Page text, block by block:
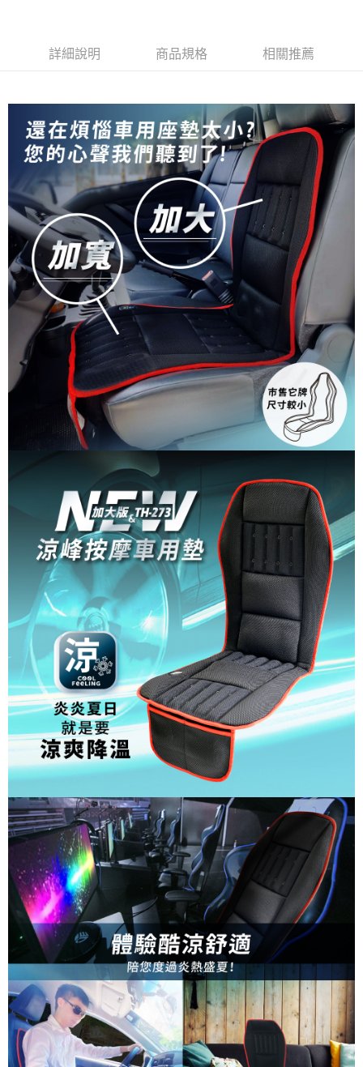
4.訂單成立30分鐘內，如未前往確認交易或遇審核未通過，訂單將自動取
【繳款方式說明】
1.分期款項不併入電信帳單，「大哥付你分期」於每月結算日後寄送繳費提
醒簡訊。
2.透過簡訊連結打開帳單後，可選擇「超商條碼／台灣大直營門市／銀行轉
帳／街口支付／iPASS MONEY」等通路繳費。
【注意事項】
1.本服務係由「台灣大哥大股份有限公司」（以下簡稱本公司）所提供，讓
用戶於交易時，得透過本服務購買商品或服務，並由商店將買賣／分期付款
買賣價金債權讓與本公司後，依約使用本公司帳單繳交帳款。
2.基於同意付款使用「大哥付你分期」之契約關係目的，商店將以您的個人
資料（包含姓名、電話或地址）提供予台灣大哥大進項蒐集、處理及利用，
由本公司與您本人進行分期帳單所需資料之確認、核對及更正。
3.完整用戶服務條款，請詳閱以下連結：https://oppay.tw/userRule
便利好安心！
【「AFTEE先享後付」結帳流程】
１．於結帳方式選擇「AFTEE先享後付」後，將跳轉至「AFTEE先享後付」
結帳頁面，進行簡訊認證並確認金額後，即可完成結帳。
２．訂單成立數日內，您將收到繳費通知簡訊。
３．收到繳費通知簡訊後14天內，點擊此簡訊中的連結，可透過四大超商／
ATM／網路銀行／等多元方式進行付款，方視為交易完成。
※ 請注意：結帳手續完成當下不需立刻繳費，但若您需要取消訂單，請聯絡
購買商品的店家。未經商家同意取消之訂單仍視為有效，需透過AFTEE先享
後付繳納相關費用。
※ 交易是否成功請以「AFTEE先享後付 」之結帳頁面顯示為準，若有關於
是否繳費成功／繳費後需取消欲退款等相關疑問，請聯繫「AFTEE先享後付
客戶支援中心」https://netprotections.freshdesk.com/support/home
【注意事項】
１．透過由恩沛科技股份有限公司提供之「AFTEE先享後付」服務完成之交
易，需依本服務之必要範圍內提供個人資料，並將交易相關給付款項請求債
權轉讓予恩沛科技股份有限公司。
２．關於個人資料處理事宜，請瀏覽以下網址：
https://aftee.tw/terms/#terms3
３．未成年的使用者請事先徵得法定代理人或監護人之同意方可使用
「AFTEE先享後付」，若未經同意申辦者引起之損失，本公司不負相關責
４．使用「AFTEE先享後付」時，將依據個別帳號之用戶狀況，依本公司即
時審查核予不同之上限額度；若仍有額度不足之情形，本公司將視審查結果
請求用戶進行身份認證。
５．嚴禁一人註冊多個帳號或使用他人資訊註冊。若發現惡意使用之情形，
恩沛科技股份有限公司將有權停止該用戶之使用額度並採取法律行動。
相關說明
宅配
每筆NT$120，滿NT$790(含以上)免運費
詳細說明 商品規格 相關推薦